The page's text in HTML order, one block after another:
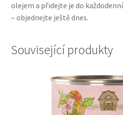
olejem a přidejte je do
– objednejte ještě dnes.
Související produkty